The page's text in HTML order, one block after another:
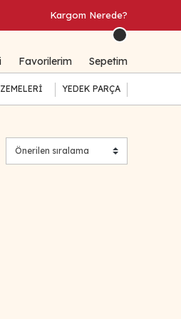
Kargom Nerede?
Favorilerim Sepetim
YEDEK PARÇA